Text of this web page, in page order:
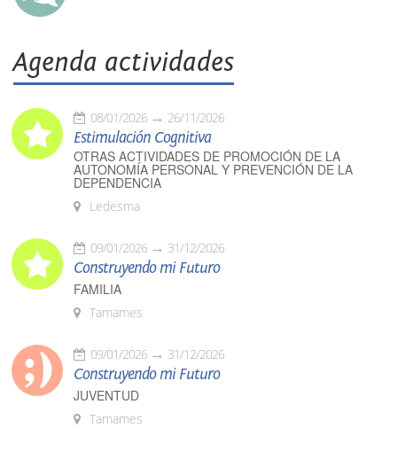
Agenda actividades
08/01/2026 26/11/2026
Estimulación Cognitiva
OTRAS ACTIVIDADES DE PROMOCIÓN DE LA
AUTONOMÍA PERSONAL Y PREVENCIÓN DE LA
DEPENDENCIA
Ledesma
09/01/2026 31/12/2026
Construyendo mi Futuro
FAMILIA
Tamames
09/01/2026 31/12/2026
Construyendo mi Futuro
JUVENTUD
Tamames